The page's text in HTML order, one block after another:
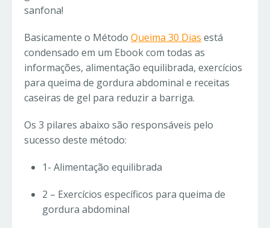
sanfona!
Basicamente o Método Queima 30 Dias está
condensado em um Ebook com todas as
informações, alimentação equilibrada, exercícios
para queima de gordura abdominal e receitas
caseiras de gel para reduzir a barriga.
Os 3 pilares abaixo são responsáveis pelo
sucesso deste método:
1- Alimentação equilibrada
2 – Exercícios específicos para queima de
gordura abdominal